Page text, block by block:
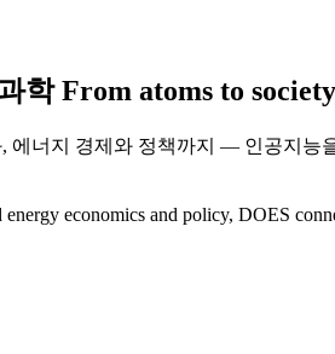
학From atoms to society
너지 경제와 정책까지 — 인공지
economics and policy, DOES